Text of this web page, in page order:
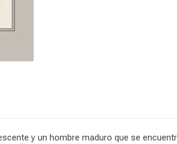
y un hombre maduro que se